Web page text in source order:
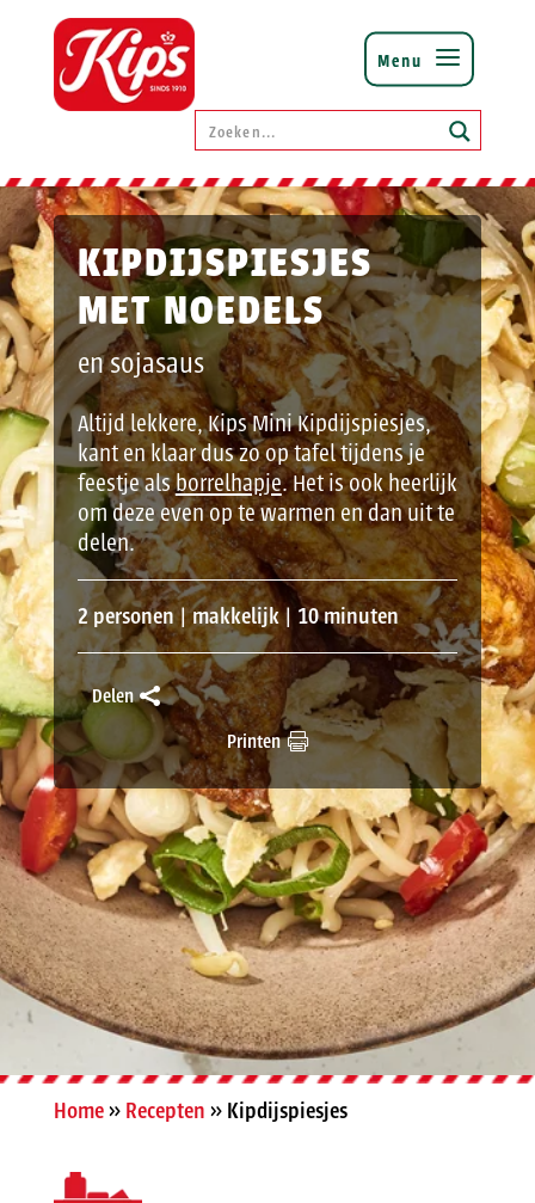
KIPDIJSPIESJES
MET NOEDELS
en sojasaus
Altijd lekkere, Kips Mini Kipdijspiesjes,
kant en klaar dus zo op tafel tijdens je
feestje alsborrelhapje. Het is ook heerlijk
om deze even op te warmen en dan uit te
delen.
2 personen | makkelijk | 10 minuten
Delen
Printen
Home» Recepten » Kipdijspiesjes